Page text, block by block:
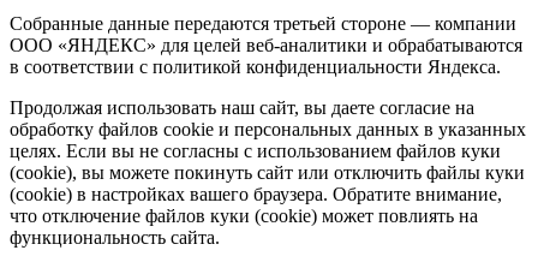
Собранные данные передаются третьей стороне — компании
ООО «ЯНДЕКС» для целей веб-аналитики и обрабатываются
в соответствии с политикой конфиденциальности Яндекса.
Продолжая использовать наш сайт, вы даете согласие на
обработку файлов cookie и персональных данных в указанных
целях. Если вы не согласны с использованием файлов куки
(cookie), вы можете покинуть сайт или отключить файлы куки
(cookie) в настройках вашего браузера. Обратите внимание,
что отключение файлов куки (cookie) может повлиять на
функциональность сайта.